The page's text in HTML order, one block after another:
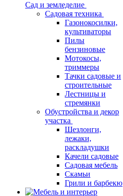
Сад и земледелие
Садовая техника
Газонокосилки,
культиваторы
Пилы
бензиновые
Мотокосы,
триммеры
Тачки садовые и
строительные
Лестницы и
стремянки
Обустройства и декор
участка
Шезлонги,
лежаки,
раскладушки
Качели садовые
Садовая мебель
Скамьи
Грили и барбекю